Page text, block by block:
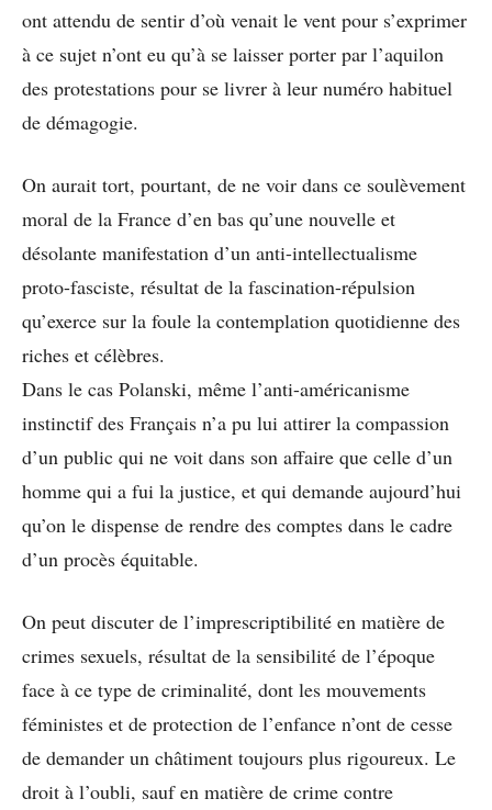
ont attendu de sentir d’où venait le vent pour s’exprimer
à ce sujet n’ont eu qu’à se laisser porter par l’aquilon
des protestations pour se livrer à leur numéro habituel
de démagogie.
On aurait tort, pourtant, de ne voir dans ce soulèvement
moral de la France d’en bas qu’une nouvelle et
désolante manifestation d’un anti-intellectualisme
proto-fasciste, résultat de la fascination-répulsion
qu’exerce sur la foule la contemplation quotidienne des
riches et célèbres.
Dans le cas Polanski, même l’anti-américanisme
instinctif des Français n’a pu lui attirer la compassion
d’un public qui ne voit dans son affaire que celle d’un
homme qui a fui la justice, et qui demande aujourd’hui
qu’on le dispense de rendre des comptes dans le cadre
d’un procès équitable.
On peut discuter de l’imprescriptibilité en matière de
crimes sexuels, résultat de la sensibilité de l’époque
face à ce type de criminalité, dont les mouvements
féministes et de protection de l’enfance n’ont de cesse
de demander un châtiment toujours plus rigoureux. Le
droit à l’oubli, sauf en matière de crime contre